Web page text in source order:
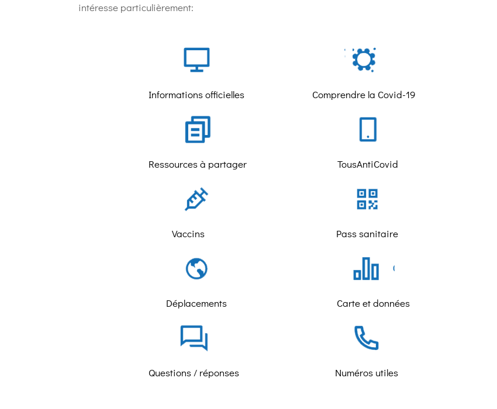
intéresse particulièrement:
Informations officielles Comprendre la Covid-19
Ressources à partager TousAntiCovid
Vaccins Pass sanitaire
Déplacements Carte et données
Questions / réponses Numéros utiles